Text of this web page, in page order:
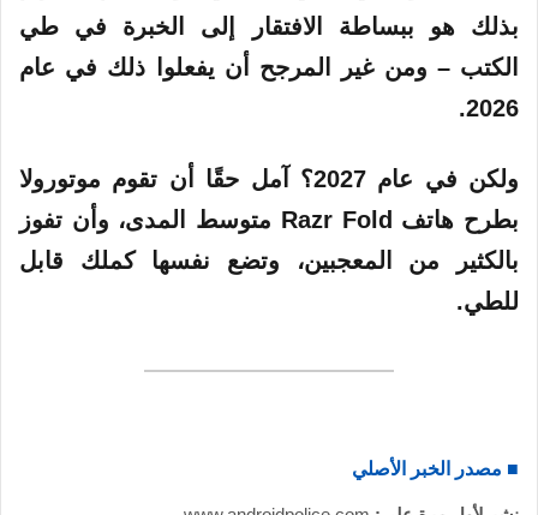
بذلك هو ببساطة الافتقار إلى الخبرة في طي
الكتب – ومن غير المرجح أن يفعلوا ذلك في عام
2026.
ولكن في عام 2027؟ آمل حقًا أن تقوم موتورولا
بطرح هاتف Razr Fold متوسط ​​المدى، وأن تفوز
بالكثير من المعجبين، وتضع نفسها كملك قابل
للطي.
■ مصدر الخبر الأصلي